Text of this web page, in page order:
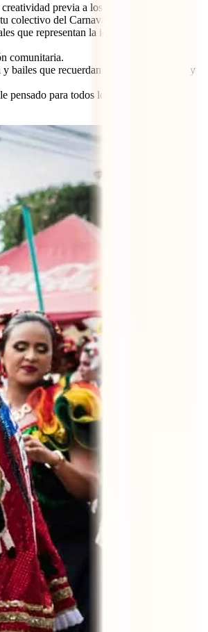
previa a los días de Carnaval.
colectivo del Carnaval.
que representan la identidad de sus
comunitaria.
bailes que recuerdan la versión nocturna y
pensado para todos los públicos.